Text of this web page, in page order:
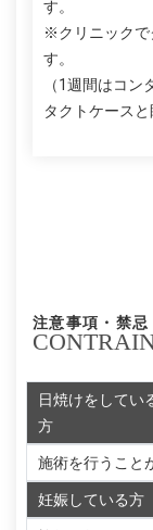
す。
※クリニックで
す。
（1週間はコ
タクトケース
注意事項・禁忌
日焼けをしてい
方
施術を行うこと
妊娠している方